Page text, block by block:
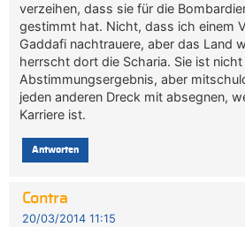
verzeihen, dass sie für die
gestimmt hat. Nicht, dass ich einem
Gaddafi nachtrauere, aber das Land
herrscht dort die Scharia. Sie ist
Abstimmungsergebnis, aber
jeden anderen Dreck mit absegnen,
Karriere ist.
Antworten
Contra
20/03/2014 11:15